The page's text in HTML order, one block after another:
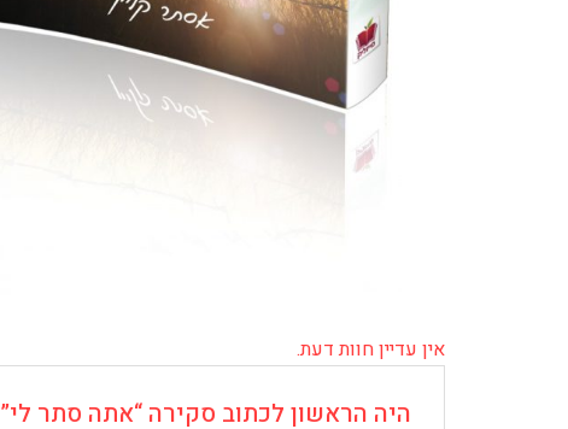
אין עדיין חוות דעת.
היה הראשון לכתוב סקירה “אתה סתר לי”